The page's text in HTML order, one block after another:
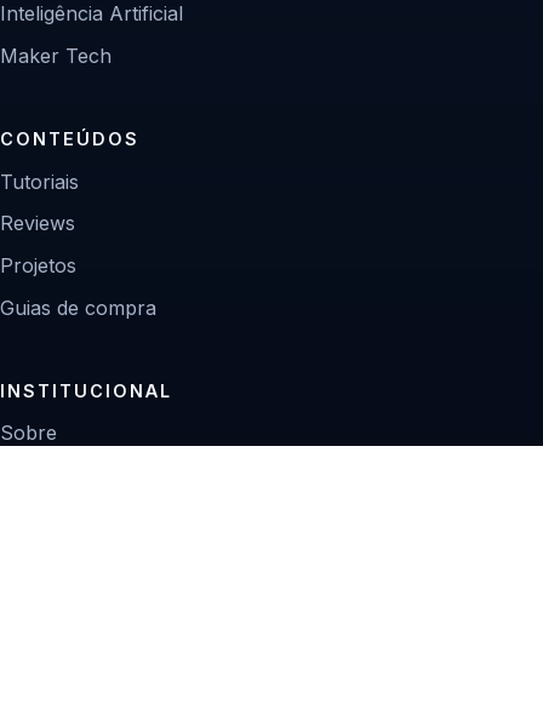
Inteligência Artificial
Maker Tech
CONTEÚDOS
Tutoriais
Reviews
Projetos
Guias de compra
INSTITUCIONAL
Sobre